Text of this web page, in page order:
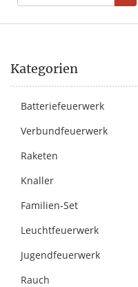
Kategorien
Batteriefeuerwerk
Verbundfeuerwerk
Raketen
Knaller
Familien-Set
Leuchtfeuerwerk
Jugendfeuerwerk
Rauch